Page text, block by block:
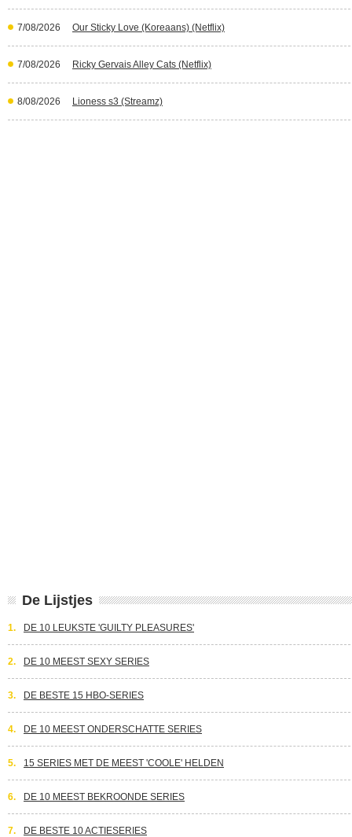
7/08/2026 Our Sticky Love (Koreaans) (Netflix)
7/08/2026 Ricky Gervais Alley Cats (Netflix)
8/08/2026 Lioness s3 (Streamz)
De Lijstjes
1. DE 10 LEUKSTE 'GUILTY PLEASURES'
2. DE 10 MEEST SEXY SERIES
3. DE BESTE 15 HBO-SERIES
4. DE 10 MEEST ONDERSCHATTE SERIES
5. 15 SERIES MET DE MEEST 'COOLE' HELDEN
6. DE 10 MEEST BEKROONDE SERIES
7. DE BESTE 10 ACTIESERIES